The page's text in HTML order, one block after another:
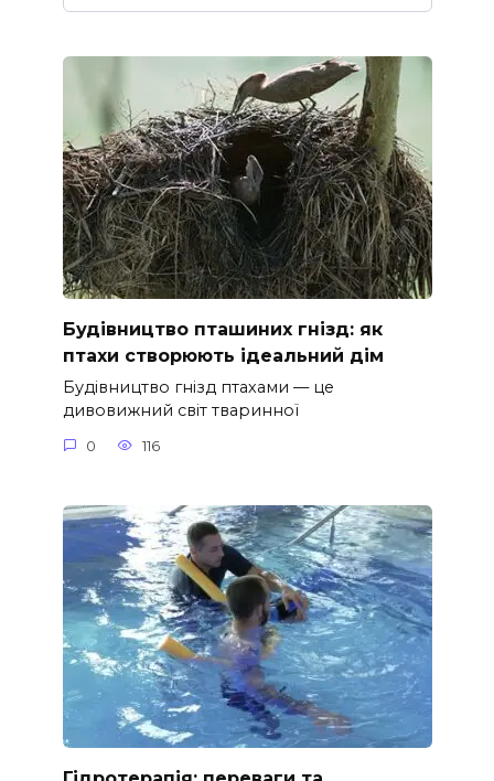
Будівництво пташиних гнізд: як
птахи створюють ідеальний дім
Будівництво гнізд птахами — це
дивовижний світ тваринної
0 116